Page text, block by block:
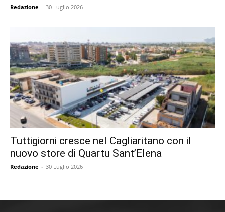
Redazione - 30 Luglio 2026
Tuttigiorni cresce nel Cagliaritano con il
nuovo store di Quartu Sant’Elena
Redazione - 30 Luglio 2026